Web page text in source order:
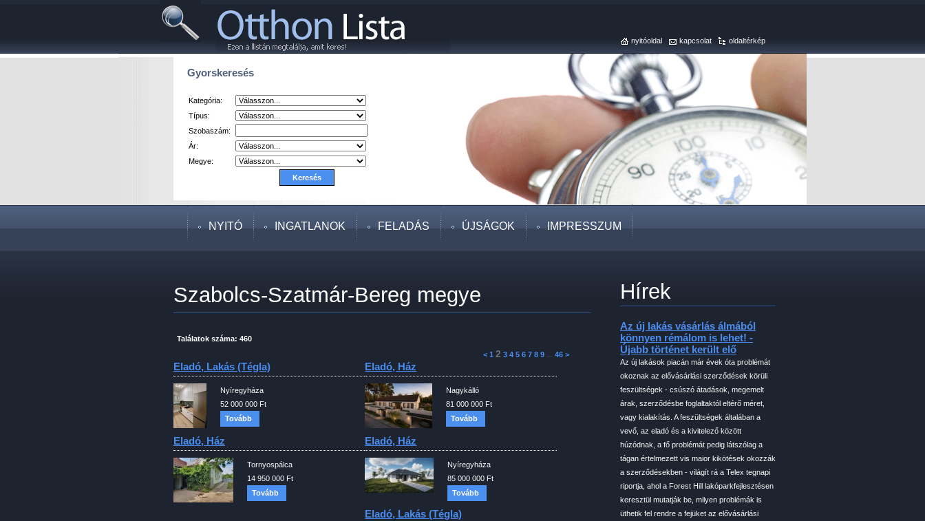
nyitóoldal kapcsolat oldaltérkép
Gyorskeresés
Kategória:
Típus:
Szobaszám:
Ár:
Megye:
NYITÓ INGATLANOK FELADÁS ÚJSÁGOK IMPRESSZUM
Szabolcs-Szatmár-Bereg megye
Találatok száma: 460
< 1 2 3 4 5 6 7 8 9 ... 46 >
Eladó, Lakás (tégla)
Nyíregyháza
52 000 000 Ft
Tovább
Eladó, Ház
Nagykálló
81 000 000 Ft
Tovább
Eladó, Ház
Tornyospálca
14 950 000 Ft
Tovább
Eladó, Ház
Nyíregyháza
85 000 000 Ft
Tovább
Eladó, Lakás (tégla)
Hírek
Az új lakás vásárlás álmából
könnyen rémálom is lehet! -
Újabb történet került elő
Az új lakások piacán már évek óta problémát
okoznak az elővásárlási szerződések körüli
feszültségek - csúszó átadások, megemelt
árak, szerződésbe foglaltaktól eltérő méret,
vagy kialakítás. A feszültségek általában a
vevő, az eladó és a kivitelező között
húzódnak, a fő problémát pedig látszólag a
tágan értelmezett vis maior kikötések okozzák
a szerződésekben - világít rá a Telex tegnapi
riportja, ahol a Forest Hill lakóparkfejlesztésen
keresztül mutatják be, milyen problémák is
üthetik fel rendre a fejüket az elővásárlási